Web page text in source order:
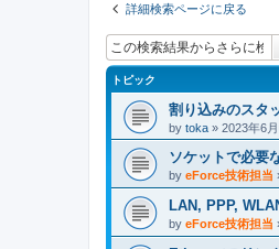
詳細検索ページに戻る
トピック
割り込みのスタ
by toka » 2023年6
ソケットで必要
by eForce技術担当
LAN, PPP,
by eForce技術担当